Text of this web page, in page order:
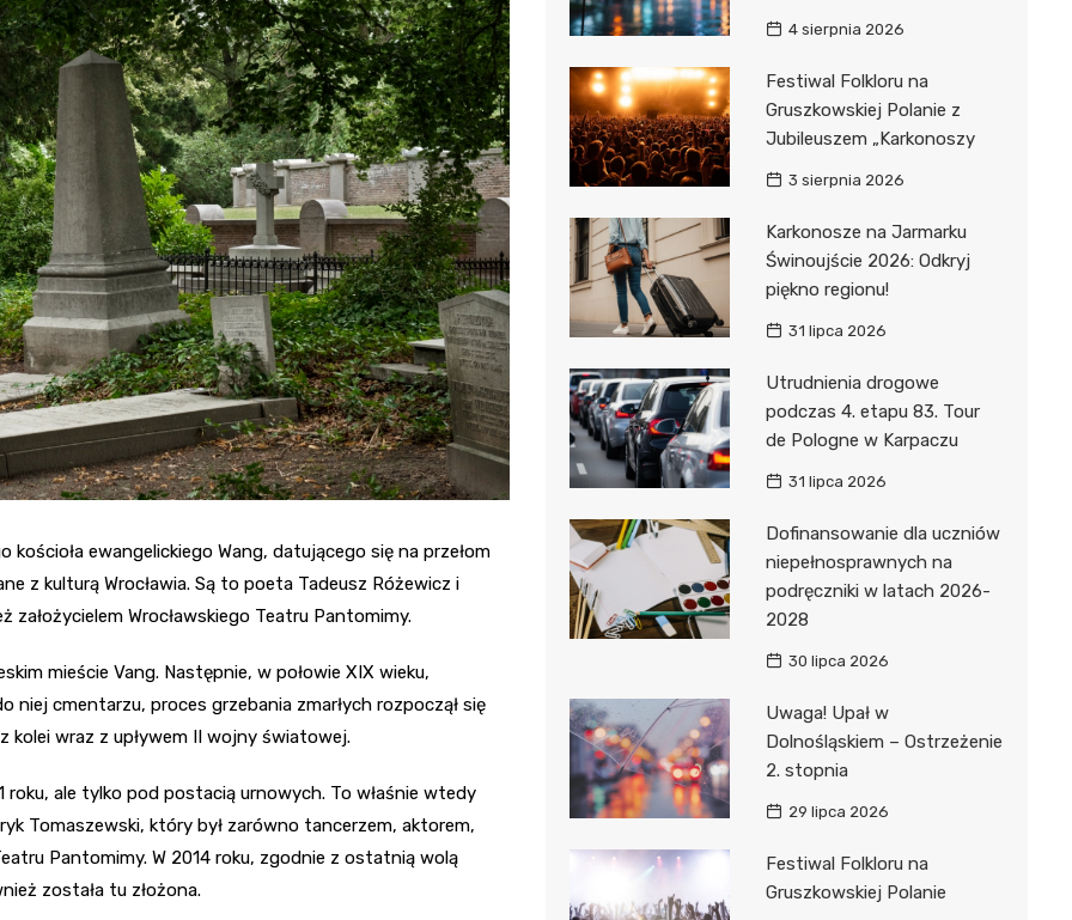
ewangelickiego Wang, datującego się na przełom
z kulturą Wrocławia. Są to poeta Tadeusz Różewicz i
Wrocławskiego Teatru Pantomimy.
mieście Vang. Następnie, w połowie XIX wieku,
niej cmentarzu, proces grzebania zmarłych rozpoczął się
kolei wraz z upływem II wojny światowej.
ale tylko pod postacią urnowych. To właśnie wtedy
Tomaszewski, który był zarówno tancerzem, aktorem,
Pantomimy. W 2014 roku, zgodnie z ostatnią wolą
została tu złożona.
4 sierpnia 2026
Festiwal Folkloru na
Gruszkowskiej Polanie z
Jubileuszem „Karkonoszy
3 sierpnia 2026
Karkonosze na Jarmarku
Świnoujście 2026: Odkryj
piękno regionu!
31 lipca 2026
Utrudnienia drogowe
podczas 4. etapu 83. Tour
de Pologne w Karpaczu
31 lipca 2026
Dofinansowanie dla uczniów
niepełnosprawnych na
podręczniki w latach 2026-
2028
30 lipca 2026
Uwaga! Upał w
Dolnośląskiem – Ostrzeżenie
2. stopnia
29 lipca 2026
Festiwal Folkloru na
Gruszkowskiej Polanie